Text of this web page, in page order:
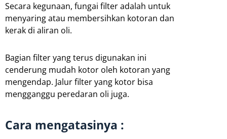
Secara kegunaan, fungai filter adalah untuk
menyaring atau membersihkan kotoran dan
kerak di aliran oli.
Bagian filter yang terus digunakan ini
cenderung mudah kotor oleh kotoran yang
mengendap. Jalur filter yang kotor bisa
mengganggu peredaran oli juga.
Cara mengatasinya :